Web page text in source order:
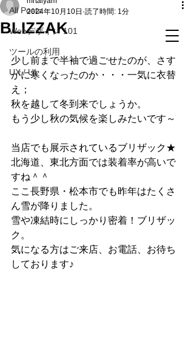
All Posts
Webデザイン 101
ツールの利用
UX / UI
BLIZZAK
2024年10月10日 読了時間: 1分
少し前まで半袖で過ごせたのが、さす
がに寒くなったのか・・・一気に衣替
え；
秋を越して冬到来でしょうか。
もう少し秋の気候を楽しみたいです～
当店でも展示されているブリザック★
北海道、東北方面では装着率が高いで
すね＾＾
ここ長野県・松本市でも昨年はたくさ
ん雪が降りました。
雪や凍結時にしっかり密着！ブリザッ
ク。
気になる方はご来店、お電話、お待ち
しております♪